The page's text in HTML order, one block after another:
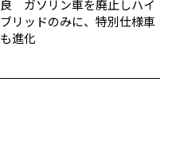
良 ガソリン車を廃止しハイ
ブリッドのみに、特別仕様車
も進化